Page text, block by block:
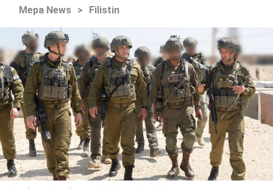
Mepa News > Filistin